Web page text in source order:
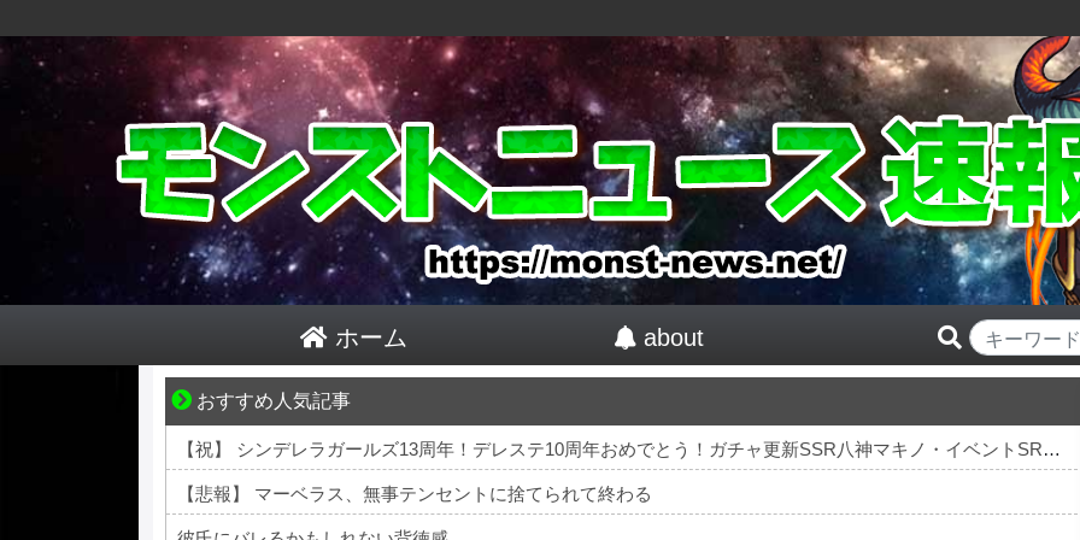
ホーム about
おすすめ人気記事
妻が嫌すぎて壊れていった、ある夫の現実
【祝】 シンデレラガールズ13周年！デレステ10周年おめでとう！ガチャ更新SSR八神マキノ・イベントSRイヴ、SR望月聖！
【悲報】 マーベラス、無事テンセントに捨てられて終わる